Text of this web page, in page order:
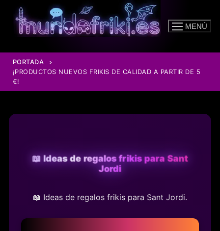
contenido
MENÚ
PORTADA
¡PRODUCTOS NUEVOS FRIKIS DE CALIDAD A PARTIR DE 5
€!
📖 Ideas de regalos frikis para Sant
Jordi
📖 Ideas de regalos frikis para Sant Jordi.